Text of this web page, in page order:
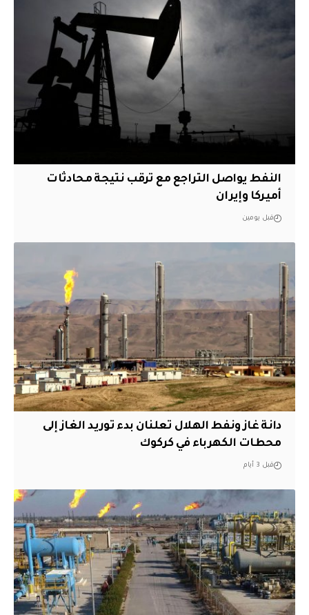
النفط يواصل التراجع مع ترقب نتيجة محادثات
أميركا وإيران
قبل يومين
دانة غاز ونفط الهلال تعلنان بدء توريد الغاز إلى
محطات الكهرباء في كركوك
قبل 3 أيام